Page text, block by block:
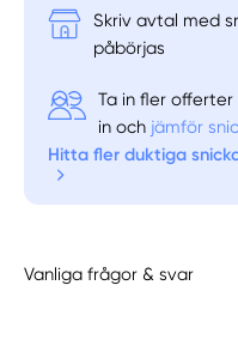
Skriv avtal med
påbörjas
Ta in fler
in och jämför
Hitta fler duktiga
Vanliga frågor & svar